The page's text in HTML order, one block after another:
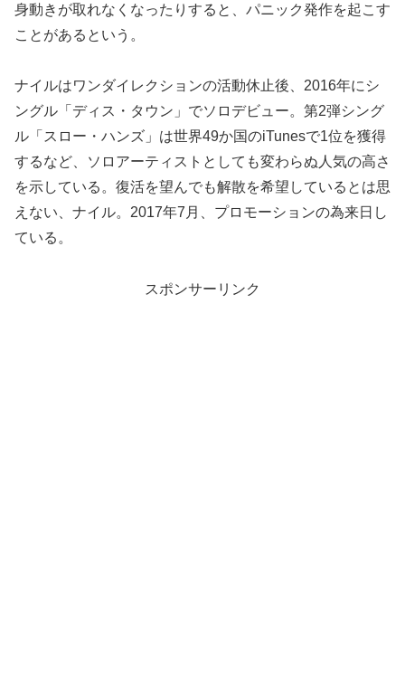
身動きが取れなくなったりすると、パニック発作を起こす
ことがあるという。
ナイルはワンダイレクションの活動休止後、2016年にシ
ングル「ディス・タウン」でソロデビュー。第2弾シング
ル「スロー・ハンズ」は世界49か国のiTunesで1位を獲得
するなど、ソロアーティストとしても変わらぬ人気の高さ
を示している。復活を望んでも解散を希望しているとは思
えない、ナイル。2017年7月、プロモーションの為来日し
ている。
スポンサーリンク